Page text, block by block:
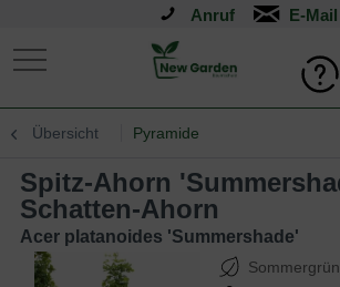
Anruf
Übersicht Pyramide
Spitz-Ahorn 'Summershade' /
Schatten-Ahorn
Acer platanoides 'Summershade'
Sommergrün